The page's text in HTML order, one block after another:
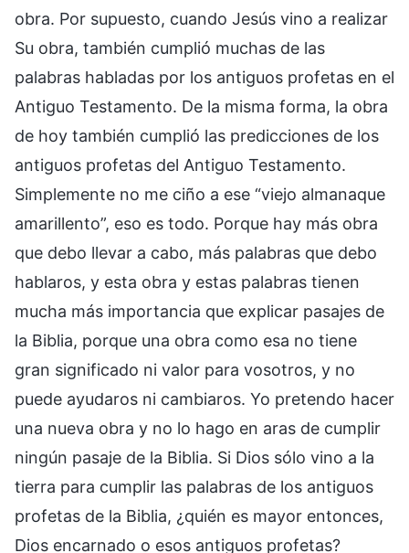
obra. Por supuesto, cuando Jesús vino a realizar
Su obra, también cumplió muchas de las
palabras habladas por los antiguos profetas en el
Antiguo Testamento. De la misma forma, la obra
de hoy también cumplió las predicciones de los
antiguos profetas del Antiguo Testamento.
Simplemente no me ciño a ese “viejo almanaque
amarillento”, eso es todo. Porque hay más obra
que debo llevar a cabo, más palabras que debo
hablaros, y esta obra y estas palabras tienen
mucha más importancia que explicar pasajes de
la Biblia, porque una obra como esa no tiene
gran significado ni valor para vosotros, y no
puede ayudaros ni cambiaros. Yo pretendo hacer
una nueva obra y no lo hago en aras de cumplir
ningún pasaje de la Biblia. Si Dios sólo vino a la
tierra para cumplir las palabras de los antiguos
profetas de la Biblia, ¿quién es mayor entonces,
Dios encarnado o esos antiguos profetas?